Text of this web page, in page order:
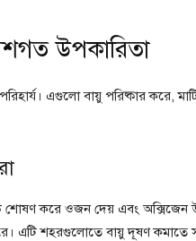
উপকারিতা
এগুলো বায়ু পরিষ্কার করে,
শোষণ করে ওজন দেয় এবং অক্সিজেন
এটি শহরগুলোতে বায়ু দূষণ কমাতে